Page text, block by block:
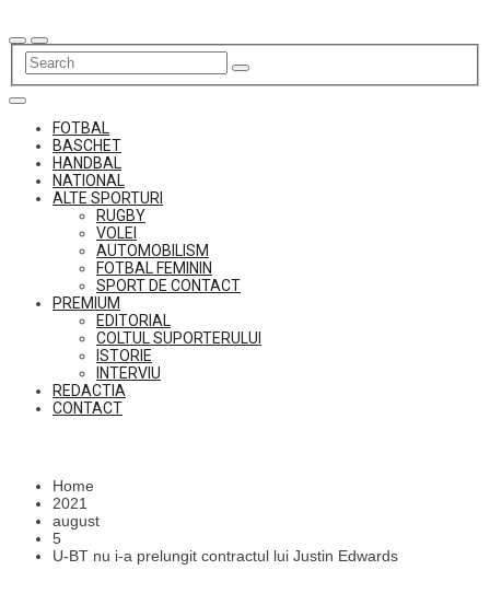
to
content
FOTBAL
BASCHET
HANDBAL
NATIONAL
ALTE SPORTURI
RUGBY
VOLEI
AUTOMOBILISM
FOTBAL FEMININ
SPORT DE CONTACT
PREMIUM
EDITORIAL
COLTUL SUPORTERULUI
ISTORIE
INTERVIU
REDACTIA
CONTACT
Home
2021
august
5
U-BT nu i-a prelungit contractul lui Justin Edwards